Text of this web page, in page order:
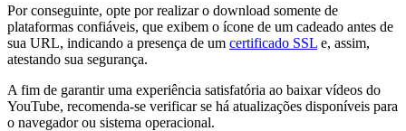
Por conseguinte, opte por realizar o download somente de
plataformas confiáveis, que exibem o ícone de um cadeado antes de
sua URL, indicando a presença de um certificado SSL e, assim,
atestando sua segurança.
A fim de garantir uma experiência satisfatória ao baixar vídeos do
YouTube, recomenda-se verificar se há atualizações disponíveis para
o navegador ou sistema operacional.